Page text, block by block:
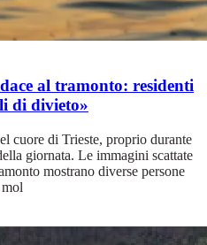
al tramonto: residenti
di divieto»
cuore di Trieste, proprio durante
giornata. Le immagini scattate
mostrano diverse persone